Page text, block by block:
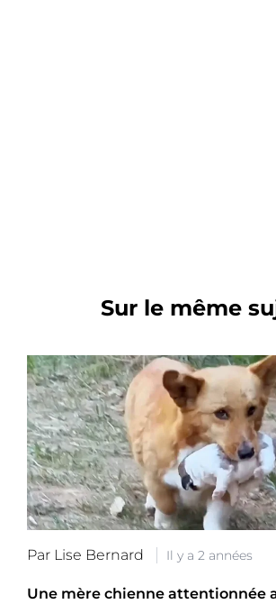
Sur le même
Par Lise Bernard Il y a 2 années
Une mère chienne attentionnée